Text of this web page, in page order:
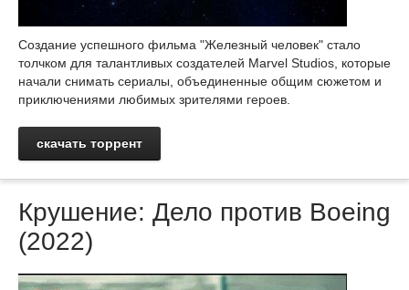
Создание успешного фильма "Железный человек" стало
толчком для талантливых создателей Marvel Studios, которые
начали снимать сериалы, объединенные общим сюжетом и
приключениями любимых зрителями героев.
скачать торрент
Крушение: Дело против Boeing
(2022)